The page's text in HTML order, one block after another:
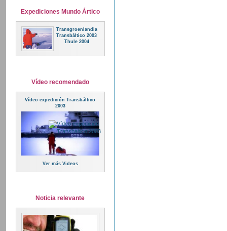
Expediciones Mundo Ártico
Transgroenlandia
Transbáltico 2003
Thule 2004
Vídeo recomendado
Vídeo expedición Transbáltico
2003
Ver más Videos
Noticia relevante